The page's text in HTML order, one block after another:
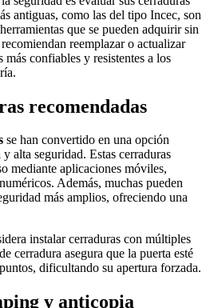
antiguas, como las del tipo Incec, son
que se pueden adquirir sin
reemplazar o actualizar
más confiables y resistentes a los
recomendadas
se han convertido en una opción
alta seguridad. Estas cerraduras
mediante aplicaciones móviles,
Además, muchas pueden
más amplios, ofreciendo una
instalar cerraduras con múltiples
cerradura asegura que la puerta esté
dificultando su apertura forzada.
y anticopia